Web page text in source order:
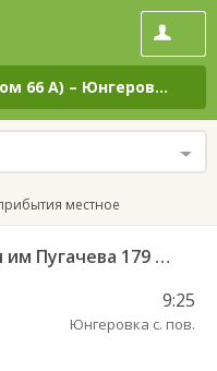
66 А) – Юнгеровка с. пов.
местное
Саратов АВ Центральный ул им Пугачева 179 А — Балашов (Привокзальная площадь 7) 603-1
9:25
Юнгеровка с. пов.